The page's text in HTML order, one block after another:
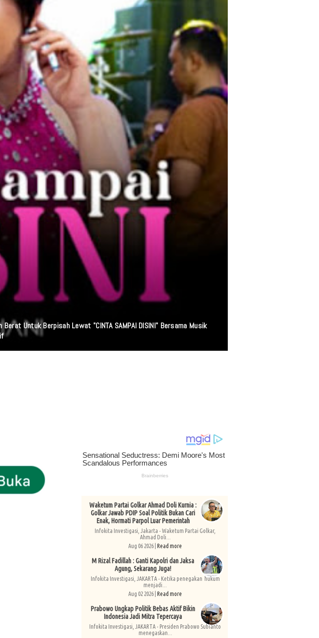
Untuk Berpisah Lewat "CINTA SAMPAI DISINI" Bersama Musik
Waketum Partai Golkar Ahmad Doli Kurnia :
Golkar Jawab PDIP Soal Politik Bukan Cari
Enak, Hormati Parpol Luar Pemerintah
Infokita Investigasi, Jakarta - Waketum Partai Golkar,
Ahmad Doli...
Aug 06 2026 | Read more
M Rizal Fadillah : Ganti Kapolri dan Jaksa
Agung, Sekarang Juga!
Infokita Investigasi, JAKARTA - Ketika penegakan hukum
menjadi...
Aug 02 2026 | Read more
Prabowo Ungkap Politik Bebas Aktif Bikin
Indonesia Jadi Mitra Tepercaya
Infokita Investigasi, JAKARTA - Presiden Prabowo Subianto
menegaskan...